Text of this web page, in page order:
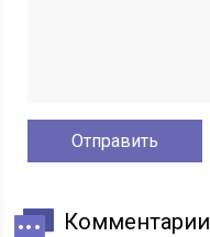
Комментарии